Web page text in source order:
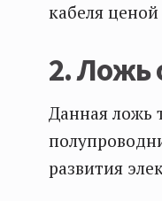
кабеля
2. Ложь
Данная ложь
развития